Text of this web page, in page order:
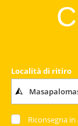
Località di ritiro
Riconsegna